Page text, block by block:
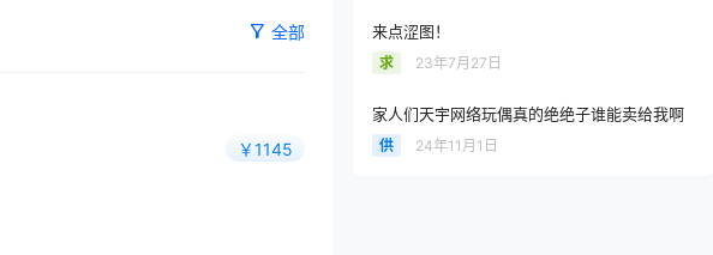
全部
￥1145
来点涩图！
求 23年7月27日
家人们天宇网络玩偶真的绝绝子谁能卖给我啊
供 24年11月1日